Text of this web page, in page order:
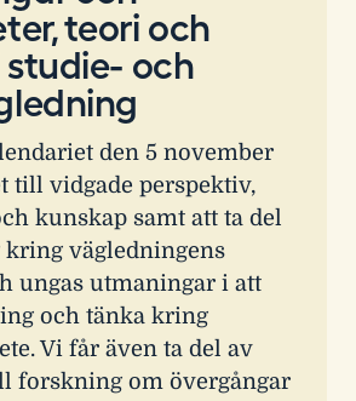
teori och
och
den 5 november
till vidgade perspektiv,
kunskap samt att ta del
vägledningens
ungas utmaningar i att
och tänka kring
Vi får även ta del av
forskning om övergångar